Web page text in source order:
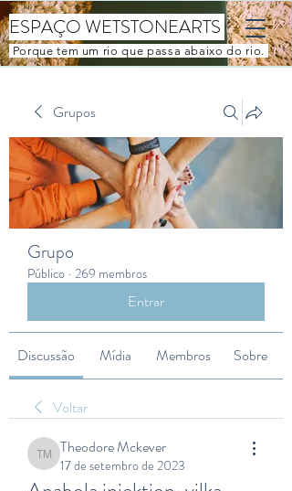
ESPAÇO WETSTONEARTS
Porque tem um rio que passa abaixo do rio.
Grupos
Grupo
Público · 269 membros
Entrar
Discussão Mídia Membros Sobre
Voltar
Theodore Mckever
Theodore Mckever
17 de setembro de 2023